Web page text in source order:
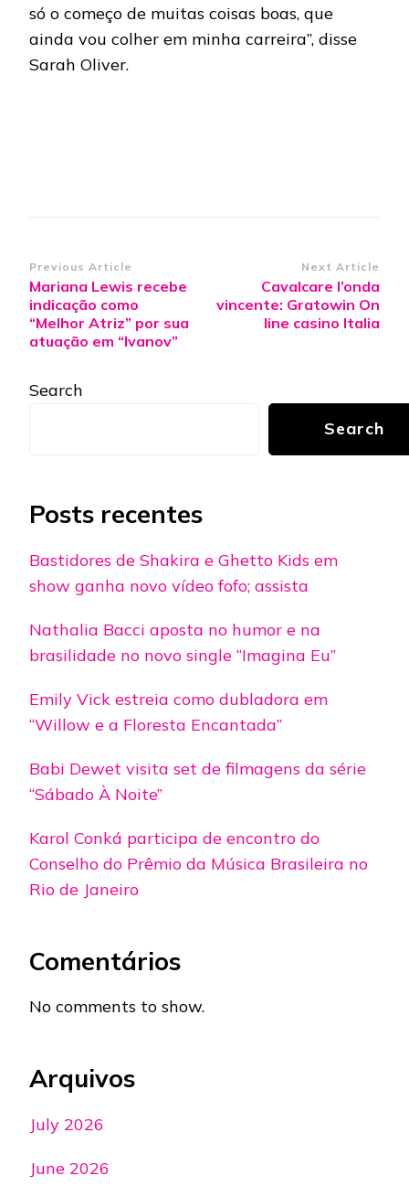
só o começo de muitas coisas boas, que
ainda vou colher em minha carreira”, disse
Sarah Oliver.
Post
Navigation
Previous Article
Mariana Lewis recebe
indicação como
“Melhor Atriz” por sua
atuação em “Ivanov”
Next Article
Cavalcare l’onda
vincente: Gratowin On
line casino Italia
Search
Search
Posts recentes
Bastidores de Shakira e Ghetto Kids em
show ganha novo vídeo fofo; assista
Nathalia Bacci aposta no humor e na
brasilidade no novo single “Imagina Eu”
Emily Vick estreia como dubladora em
“Willow e a Floresta Encantada”
Babi Dewet visita set de filmagens da série
“Sábado À Noite”
Karol Conká participa de encontro do
Conselho do Prêmio da Música Brasileira no
Rio de Janeiro
Comentários
No comments to show.
Arquivos
July 2026
June 2026